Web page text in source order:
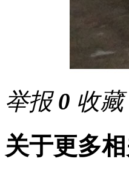
举报0 收藏
关于更多